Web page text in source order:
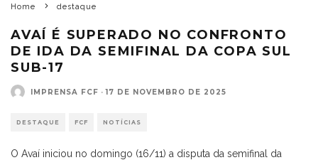
Home destaque
AVAÍ É SUPERADO NO CONFRONTO
DE IDA DA SEMIFINAL DA COPA SUL
SUB-17
IMPRENSA FCF · 17 DE NOVEMBRO DE 2025
DESTAQUE FCF NOTÍCIAS
O Avaí iniciou no domingo (16/11) a disputa da semifinal da